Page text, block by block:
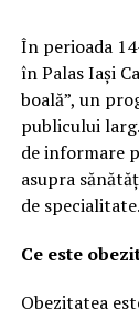
Dacă
inventariere
trecut că le-
popotă
ale doamnei
Aroganță
ori în stilul
Ori ați făcut-
În perioada
în Palas Iași
boală”, un
publicului
de informare
asupra
de specialitate.
Ce este
Obezitatea